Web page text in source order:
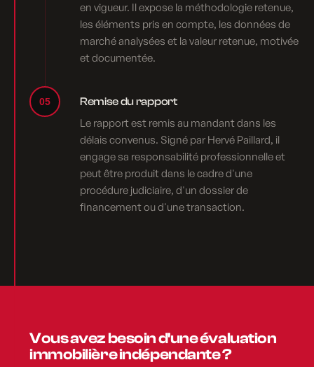
en vigueur. Il expose la méthodologie retenue,
les éléments pris en compte, les données de
marché analysées et la valeur retenue, motivée
et documentée.
05 Remise du rapport
Le rapport est remis au mandant dans les
délais convenus. Signé par Hervé Paillard, il
engage sa responsabilité professionnelle et
peut être produit dans le cadre d'une
procédure judiciaire, d'un dossier de
financement ou d'une transaction.
Vous avez besoin d'une évaluation
immobilière indépendante ?